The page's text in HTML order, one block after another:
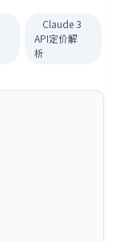
Claude 3
API定价解
析